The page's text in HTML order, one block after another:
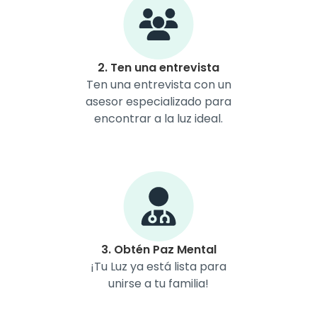
2. Ten una entrevista
Ten una entrevista con un
asesor especializado para
encontrar a la luz ideal.
3. Obtén Paz Mental
¡Tu Luz ya está lista para
unirse a tu familia!